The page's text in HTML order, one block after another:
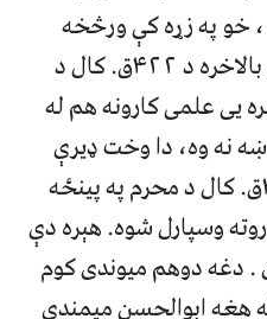
خو په زړه کې ورڅخه
خوښ نه و. په همدې خاطر یې لومړی د مسعود وړاندیز رد کړی و، خو بالاخره د ۴۲۲ق. کال د
یی علمی کارونه هم له
ښه نه وه، دا وخت ډیرې
ورځې د ناروغۍ له امله له کار او دفتر څخه پاتې شو، تر څو چې د ۴۲۴ق. کال د محرم په پينځه
وسپارل شوه. هېره دې
دغه دوهم میوندی کوم
هغه ابوالحسن میمندی